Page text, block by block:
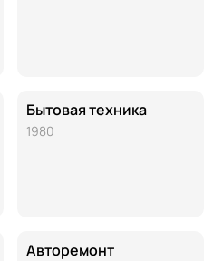
Бытовая техника
1980
Авторемонт